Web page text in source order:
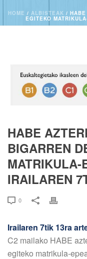
HOME / ALBISTEAK / HABE
EGITEKO
HABE
BIGARREN
IRAILAREN
0
Irailaren 7tik 13ra
C2 mailako HABE
egiteko matrikula-